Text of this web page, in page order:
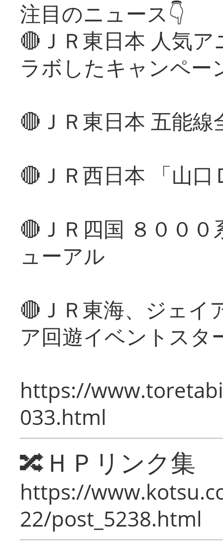
注目のニュース👇
🔴ＪＲ東日本 人気
ラボしたキャンペー
🔴ＪＲ東日本 五能
🔴ＪＲ西日本 「山
🔴ＪＲ四国 ８００
ューアル
🔴ＪＲ東海、ジェイ
ア回遊イベントスタ
https://
033.html
🔀ＨＰリンク集
https://
22/post_5238.html